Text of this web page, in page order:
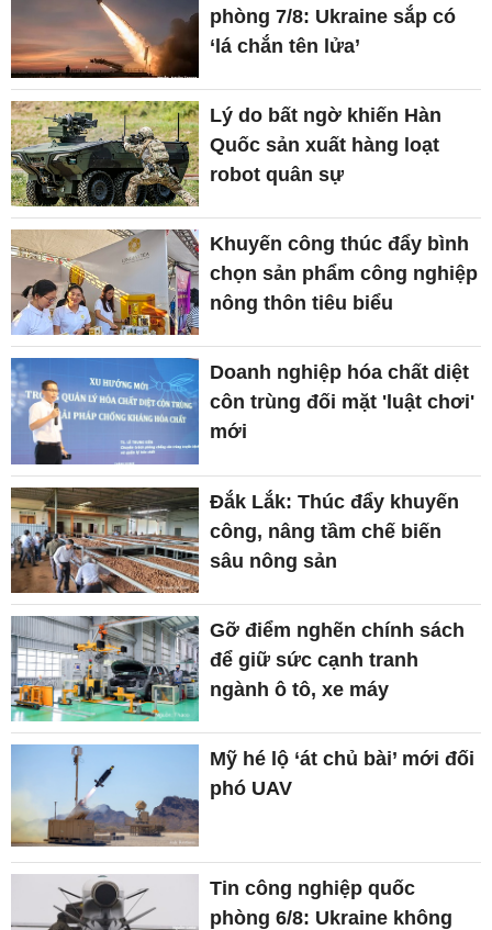
phòng 7/8: Ukraine sắp có
‘lá chắn tên lửa’
Lý do bất ngờ khiến Hàn
Quốc sản xuất hàng loạt
robot quân sự
Khuyến công thúc đẩy bình
chọn sản phẩm công nghiệp
nông thôn tiêu biểu
Doanh nghiệp hóa chất diệt
côn trùng đối mặt 'luật chơi'
mới
Đắk Lắk: Thúc đẩy khuyến
công, nâng tầm chế biến
sâu nông sản
Gỡ điểm nghẽn chính sách
để giữ sức cạnh tranh
ngành ô tô, xe máy
Mỹ hé lộ ‘át chủ bài’ mới đối
phó UAV
Tin công nghiệp quốc
phòng 6/8: Ukraine không